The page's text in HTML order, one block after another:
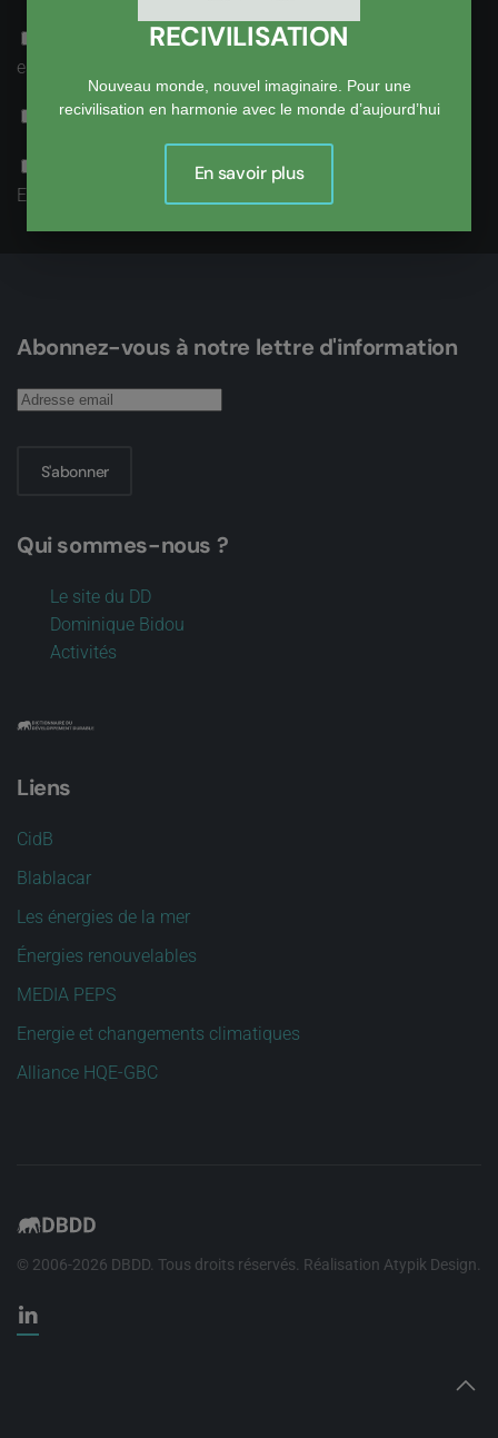
Recevoir une notification par email lorsqu’une réponse
est postée
Accepter la politique de confidentialité
Je ne suis pas un robot
Enregistrer
Abonnez-vous à notre lettre d'information
S'abonner
Qui sommes-nous ?
Le site du DD
Dominique Bidou
Activités
Liens
CidB
Blablacar
Les énergies de la mer
Énergies renouvelables
MEDIA PEPS
Energie et changements climatiques
Alliance HQE-GBC
© 2006-2026 DBDD. Tous droits réservés. Réalisation Atypik Design
RECIVILISATION
Nouveau monde, nouvel imaginaire. Pour une
recivilisation en harmonie avec le monde d’aujourd’hui
En savoir plus